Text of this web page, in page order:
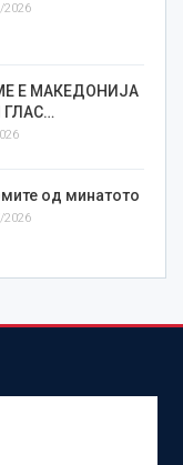
2026
Е МАКЕДОНИЈА
ГЛАС…
од минатото
2026